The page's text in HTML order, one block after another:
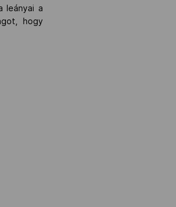
leányai a
hogy